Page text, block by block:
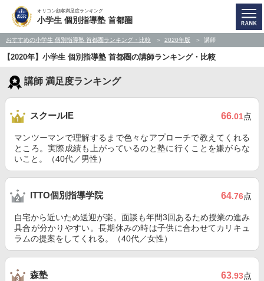
オリコン顧客満足度ランキング
小学生 個別指導塾 首都圏
おすすめの小学生 個別指導塾 首都圏ランキング・比較 2020年版 講師
【2020年】小学生 個別指導塾 首都圏の講師ランキング・比較
講師 満足度ランキング
スクールIE 66.01点
マンツーマンで理解するまで色々なアプローチで教えてくれる
ところ。実際成績も上がっているのと塾に行くことを嫌がらな
いこと。（40代／男性）
ITTO個別指導学院 64.76点
自宅から近いため送迎が楽。面談も年間3回あるため授業の進み
具合が分かりやすい。長期休みの時は子供に合わせてカリキュ
ラムの提案をしてくれる。（40代／女性）
森塾 63.93点